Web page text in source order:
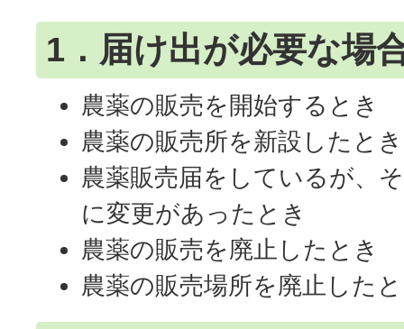
1．届け出が必要な場
農薬の販売を開始するとき
農薬の販売所を新設したとき
農薬販売届をしているが、
に変更があったとき
農薬の販売を廃止したとき
農薬の販売場所を廃止した